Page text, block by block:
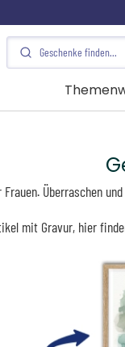
Überraschen
mit Gravur, hier